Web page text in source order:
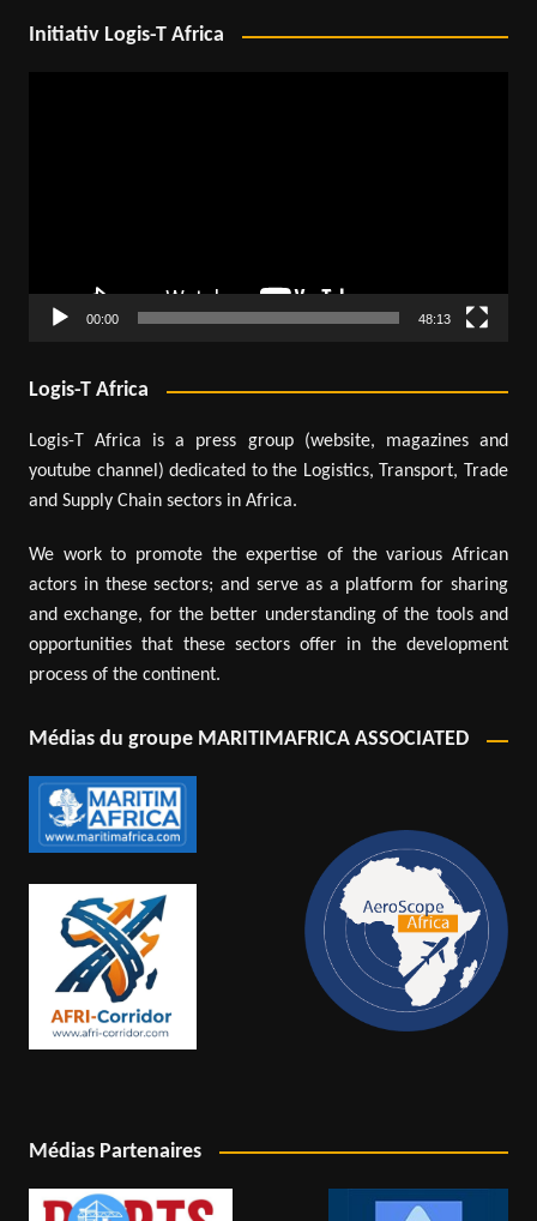
Initiativ Logis-T Africa
00:00 48:13
Logis-T Africa
Logis-T Africa is a press group (website, magazines and
youtube channel) dedicated to the Logistics, Transport, Trade
and Supply Chain sectors in Africa.
We work to promote the expertise of the various African
actors in these sectors; and serve as a platform for sharing
and exchange, for the better understanding of the tools and
opportunities that these sectors offer in the development
process of the continent.
Médias du groupe MARITIMAFRICA ASSOCIATED
Médias Partenaires